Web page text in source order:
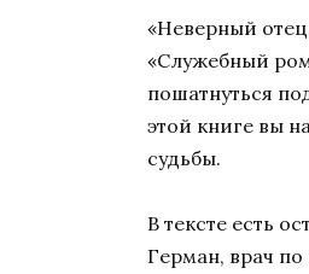
«Неверный
«Служебный
пошатнуться
этой книге вы
судьбы.
В тексте есть
Герман, врач